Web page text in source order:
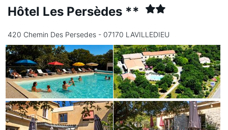
Hôtel Les Persèdes **
420 Chemin Des Persedes - 07170 LAVILLEDIEU